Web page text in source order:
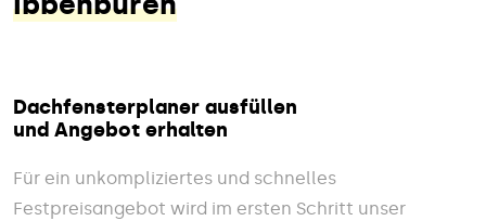
Dachfensterplaner ausfüllen
und Angebot erhalten
Für ein unkompliziertes und schnelles
Festpreisangebot wird im ersten Schritt unser